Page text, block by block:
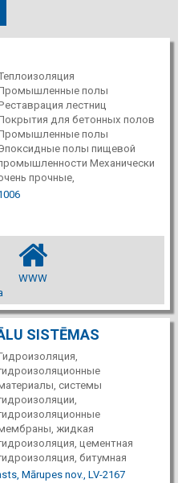
полы
лестниц
для бетонных полов
полы
полы пищевой
Механически
прочные,
WWW
SISTĒMAS
системы
жидкая
цементная
битумная
Mārupes nov., LV-2167